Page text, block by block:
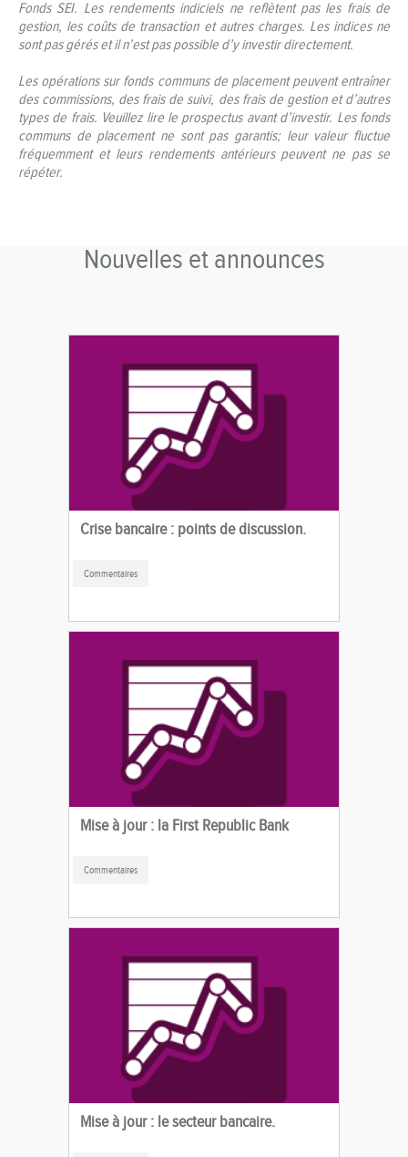
Fonds SEI. Les rendements indiciels ne reflètent pas les frais de
gestion, les coûts de transaction et autres charges. Les indices ne
sont pas gérés et il n’est pas possible d’y investir directement.
Les opérations sur fonds communs de placement peuvent entraîner
des commissions, des frais de suivi, des frais de gestion et d’autres
types de frais. Veuillez lire le prospectus avant d’investir. Les fonds
communs de placement ne sont pas garantis; leur valeur fluctue
fréquemment et leurs rendements antérieurs peuvent ne pas se
répéter.
Nouvelles et announces
Crise bancaire : points de discussion.
Commentaires
Mise à jour : la First Republic Bank
Commentaires
Mise à jour : le secteur bancaire.